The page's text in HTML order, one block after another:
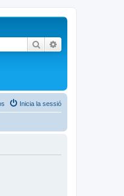
Cerca
Inicia la sessió